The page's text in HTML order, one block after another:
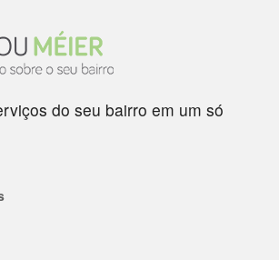
do seu bairro em um só